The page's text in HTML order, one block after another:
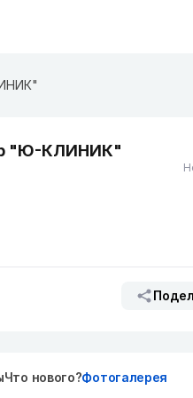
"Ю-КЛИНИК"
Что нового?Фотогалерея